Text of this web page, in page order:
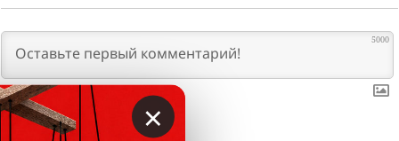
5000
×